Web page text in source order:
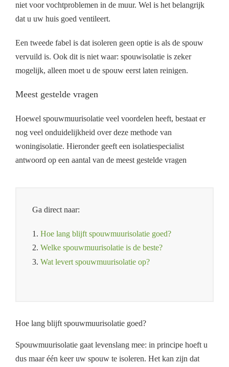
niet voor vochtproblemen in de muur. Wel is het belangrijk
dat u uw huis goed ventileert.
Een tweede fabel is dat isoleren geen optie is als de spouw
vervuild is. Ook dit is niet waar: spouwisolatie is zeker
mogelijk, alleen moet u de spouw eerst laten reinigen.
Meest gestelde vragen
Hoewel spouwmuurisolatie veel voordelen heeft, bestaat er
nog veel onduidelijkheid over deze methode van
woningisolatie. Hieronder geeft een isolatiespecialist
antwoord op een aantal van de meest gestelde vragen
Ga direct naar:
1. Hoe lang blijft spouwmuurisolatie goed?
2. Welke spouwmuurisolatie is de beste?
3. Wat levert spouwmuurisolatie op?
Hoe lang blijft spouwmuurisolatie goed?
Spouwmuurisolatie gaat levenslang mee: in principe hoeft u
dus maar één keer uw spouw te isoleren. Het kan zijn dat